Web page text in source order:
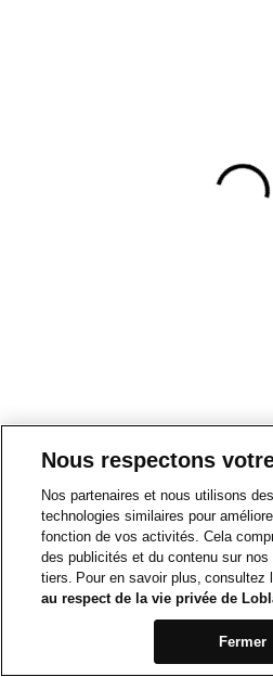
Nous respectons
Nos partenaires et nous utilisons
technologies similaires pour
fonction de vos activités. Cela
des publicités et du contenu sur
tiers. Pour en savoir plus, consultez
au respect de la vie privée de
Fermer